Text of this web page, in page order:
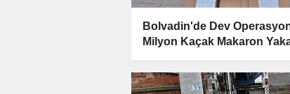
Bolvadin'de Dev
Milyon Kaçak Makaron